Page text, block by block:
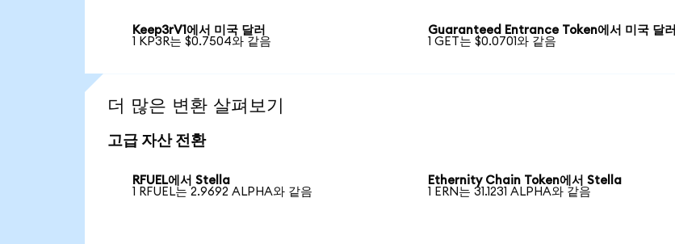
Keep3rV1에서 미국 달러
1 KP3R는 $0.7504와 같음
Guaranteed Entrance Token에서 미국 달러
1 GET는 $0.0701와 같음
더 많은 변환 살펴보기
고급 자산 전환
RFUEL에서 Stella
1 RFUEL는 2.9692 ALPHA와 같음
Ethernity Chain Token에서 Stella
1 ERN는 31.1231 ALPHA와 같음